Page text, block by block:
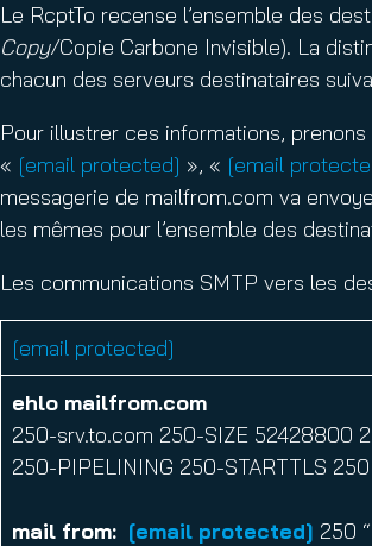
Le RcptTo recense l’ensemble des
Copy/Copie Carbone Invisible). La
chacun des serveurs destinataires
Pour illustrer ces informations,
« [email protected] », « [email
messagerie de mailfrom.com va
les mêmes pour l’ensemble des
Les communications SMTP vers les
[email protected]
ehlo mailfrom.com
250-srv.to.com 250-SIZE 52428800
250-PIPELINING 250-STARTTLS
mail from: [email protected] 250